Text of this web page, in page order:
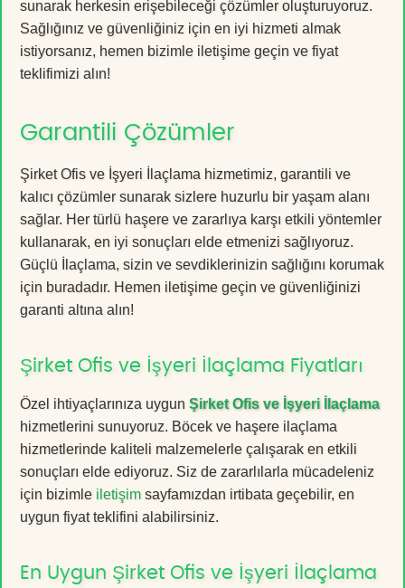
sunarak herkesin erişebileceği çözümler oluşturuyoruz.
Sağlığınız ve güvenliğiniz için en iyi hizmeti almak
istiyorsanız, hemen bizimle iletişime geçin ve fiyat
teklifimizi alın!
Garantili Çözümler
Şirket Ofis ve İşyeri İlaçlama hizmetimiz, garantili ve
kalıcı çözümler sunarak sizlere huzurlu bir yaşam alanı
sağlar. Her türlü haşere ve zararlıya karşı etkili yöntemler
kullanarak, en iyi sonuçları elde etmenizi sağlıyoruz.
Güçlü İlaçlama, sizin ve sevdiklerinizin sağlığını korumak
için buradadır. Hemen iletişime geçin ve güvenliğinizi
garanti altına alın!
Şirket Ofis ve İşyeri İlaçlama Fiyatları
Özel ihtiyaçlarınıza uygun Şirket Ofis ve İşyeri İlaçlama
hizmetlerini sunuyoruz. Böcek ve haşere ilaçlama
hizmetlerinde kaliteli malzemelerle çalışarak en etkili
sonuçları elde ediyoruz. Siz de zararlılarla mücadeleniz
için bizimle iletişim sayfamızdan irtibata geçebilir, en
uygun fiyat teklifini alabilirsiniz.
En Uygun Şirket Ofis ve İşyeri İlaçlama